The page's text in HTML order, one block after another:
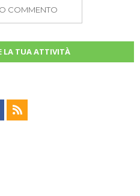
COMMENTO
LA TUA ATTIVITÀ